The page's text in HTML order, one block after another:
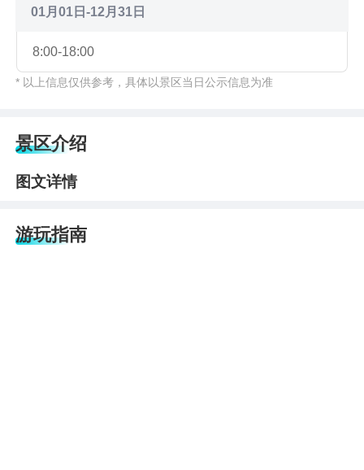
01月01日-12月31日
8:00-18:00
* 以上信息仅供参考，具体以景区当日公示信息为准
景区介绍
图文详情
游玩指南